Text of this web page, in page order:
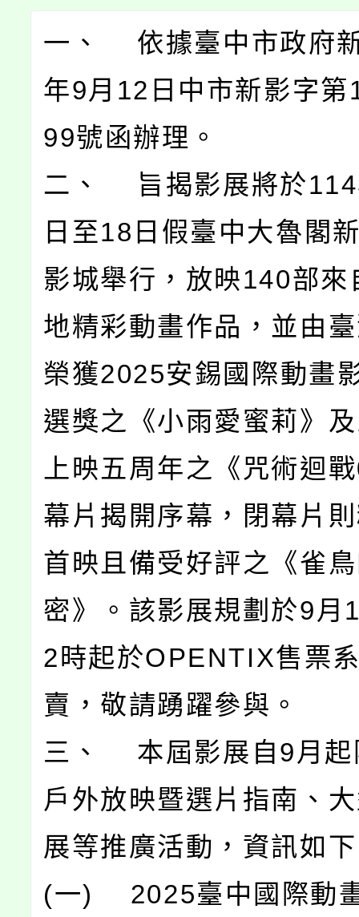
一、 依據臺中市政府
年9月12日中市新影字
99號函辦理。
二、 旨揭影展將於114
日至18日假臺中大魯閣
影城舉行，放映140部來
地精彩動畫作品，並由
榮獲2025安錫國際動畫
選獎之《小雨愛蜜莉》
上映五周年之《咒術迴
幕片揭開序幕，閉幕片
首映且備受好評之《雀
密》。該影展規劃於9月
2時起於OPENTIX售票
賣，敬請踴躍參與。
三、 本屆影展自9月起
戶外放映暨選片指南、
展等推廣活動，資訊如
(一) 2025臺中國際動